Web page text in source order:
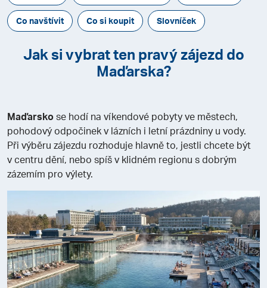
Co navštívit Co si koupit Slovníček
Jak si vybrat ten pravý zájezd do
Maďarska?
Maďarskose hodí na víkendové pobyty ve městech,
pohodový odpočinek v lázních i letní prázdniny u vody.
Při výběru zájezdu rozhoduje hlavně to, jestli chcete být
v centru dění, nebo spíš v klidném regionu s dobrým
zázemím pro výlety.